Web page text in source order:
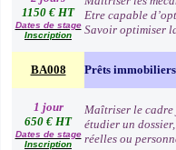
1150 € HT
Dates de stage
Inscription
Etre capable
Savoir optimiser
BA008 Prêts immobiliers
1 jour
650 € HT
Dates de stage
Inscription
Maîtriser le cadre
étudier un
réelles ou